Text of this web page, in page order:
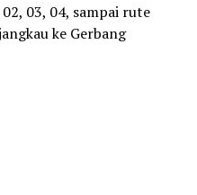
03, 04, sampai rute
ke Gerbang